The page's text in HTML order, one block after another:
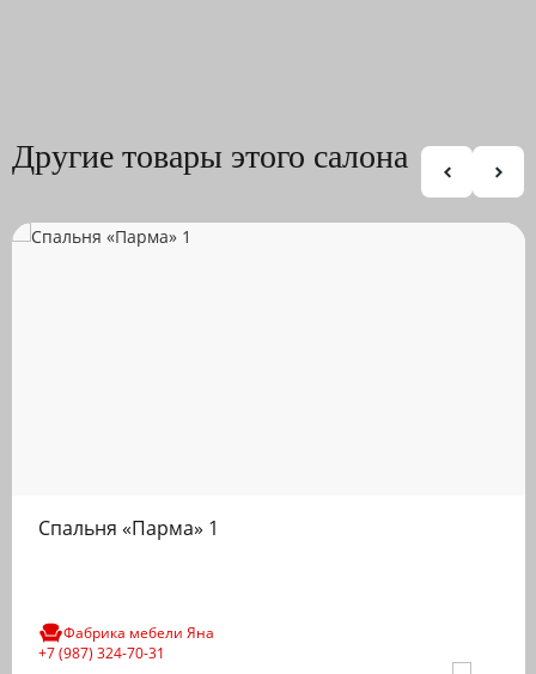
Другие товары этого салона
Спальня «Парма» 1
Фабрика мебели Яна
+7 (987) 324-70-31